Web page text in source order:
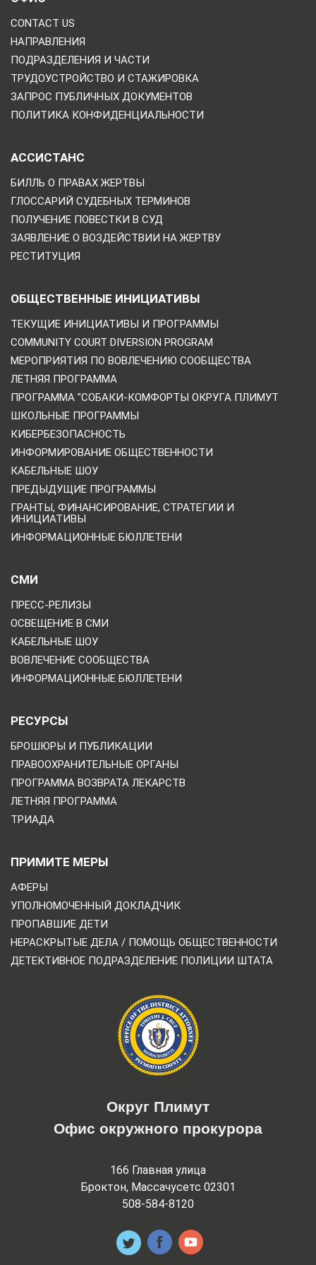
CONTACT US
НАПРАВЛЕНИЯ
ПОДРАЗДЕЛЕНИЯ И ЧАСТИ
ТРУДОУСТРОЙСТВО И СТАЖИРОВКА
ЗАПРОС ПУБЛИЧНЫХ ДОКУМЕНТОВ
ПОЛИТИКА КОНФИДЕНЦИАЛЬНОСТИ
АССИСТАНС
БИЛЛЬ О ПРАВАХ ЖЕРТВЫ
ГЛОССАРИЙ СУДЕБНЫХ ТЕРМИНОВ
ПОЛУЧЕНИЕ ПОВЕСТКИ В СУД
ЗАЯВЛЕНИЕ О ВОЗДЕЙСТВИИ НА ЖЕРТВУ
РЕСТИТУЦИЯ
ОБЩЕСТВЕННЫЕ ИНИЦИАТИВЫ
ТЕКУЩИЕ ИНИЦИАТИВЫ И ПРОГРАММЫ
COMMUNITY COURT DIVERSION PROGRAM
МЕРОПРИЯТИЯ ПО ВОВЛЕЧЕНИЮ СООБЩЕСТВА
ЛЕТНЯЯ ПРОГРАММА
ПРОГРАММА "СОБАКИ-КОМФОРТЫ ОКРУГА ПЛИМУТ
ШКОЛЬНЫЕ ПРОГРАММЫ
КИБЕРБЕЗОПАСНОСТЬ
ИНФОРМИРОВАНИЕ ОБЩЕСТВЕННОСТИ
КАБЕЛЬНЫЕ ШОУ
ПРЕДЫДУЩИЕ ПРОГРАММЫ
ГРАНТЫ, ФИНАНСИРОВАНИЕ, СТРАТЕГИИ И
ИНИЦИАТИВЫ
ИНФОРМАЦИОННЫЕ БЮЛЛЕТЕНИ
СМИ
ПРЕСС-РЕЛИЗЫ
ОСВЕЩЕНИЕ В СМИ
КАБЕЛЬНЫЕ ШОУ
ВОВЛЕЧЕНИЕ СООБЩЕСТВА
ИНФОРМАЦИОННЫЕ БЮЛЛЕТЕНИ
РЕСУРСЫ
БРОШЮРЫ И ПУБЛИКАЦИИ
ПРАВООХРАНИТЕЛЬНЫЕ ОРГАНЫ
ПРОГРАММА ВОЗВРАТА ЛЕКАРСТВ
ЛЕТНЯЯ ПРОГРАММА
ТРИАДА
ПРИМИТЕ МЕРЫ
АФЕРЫ
УПОЛНОМОЧЕННЫЙ ДОКЛАДЧИК
ПРОПАВШИЕ ДЕТИ
НЕРАСКРЫТЫЕ ДЕЛА / ПОМОЩЬ ОБЩЕСТВЕННОСТИ
ДЕТЕКТИВНОЕ ПОДРАЗДЕЛЕНИЕ ПОЛИЦИИ ШТАТА
Округ Плимут
Офис окружного прокурора
166 Главная улица
Броктон, Массачусетс 02301
508-584-8120